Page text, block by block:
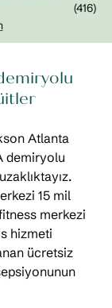
(416)
Atlanta
demiryolu
15 mil
merkezi
hizmeti
ücretsiz